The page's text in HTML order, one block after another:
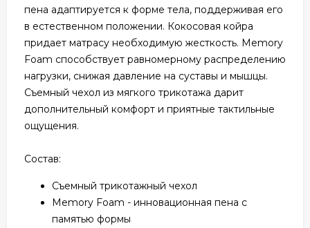
пена адаптируется к форме тела, поддерживая его
в естественном положении. Кокосовая койра
придает матрасу необходимую жесткость. Memory
Foam способствует равномерному распределению
нагрузки, снижая давление на суставы и мышцы.
Съемный чехол из мягкого трикотажа дарит
дополнительный комфорт и приятные тактильные
ощущения.
Состав:
Съемный трикотажный чехол
Memory Foam - инновационная пена с
памятью формы